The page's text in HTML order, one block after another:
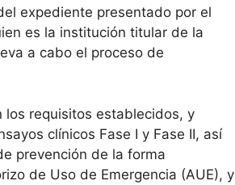
expediente presentado por el
es la institución titular de la
a cabo el proceso de
los requisitos establecidos, y
clínicos Fase I y Fase II, así
prevención de la forma
de Uso de Emergencia (AUE), y